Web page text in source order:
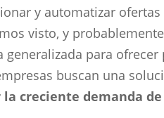
y automatizar
visto, y
para
buscan una
creciente demanda